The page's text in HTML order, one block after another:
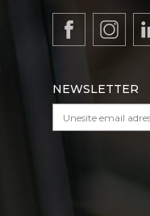
NEWSLETTER